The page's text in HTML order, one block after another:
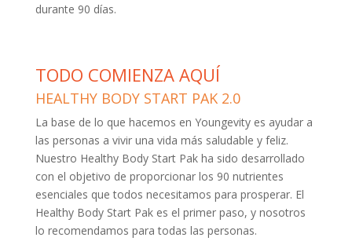
durante 90 días.
TODO COMIENZA AQUÍ
HEALTHY BODY START PAK 2.0
La base de lo que hacemos en Youngevity es ayudar a
las personas a vivir una vida más saludable y feliz.
Nuestro Healthy Body Start Pak ha sido desarrollado
con el objetivo de proporcionar los 90 nutrientes
esenciales que todos necesitamos para prosperar. El
Healthy Body Start Pak es el primer paso, y nosotros
lo recomendamos para todas las personas.